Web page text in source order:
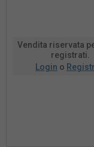
Vendita riservata
registrati.
Login o